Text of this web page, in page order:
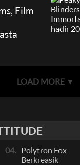
Film
LOAD MORE ▼
04. Polytron Fox
Berkreasik